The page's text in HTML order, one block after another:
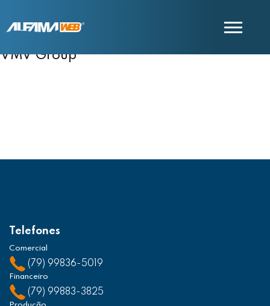
VMV Group
Telefones
Comercial
(79) 99836-5019
Financeiro
(79) 99883-3825